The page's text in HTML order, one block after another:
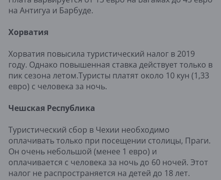
на Антигуа и Барбуде.
Хорватия
Хорватия повысила туристический налог в 2019
году. Однако повышенная ставка действует только в
пик сезона летом.Туристы платят около 10 кун (1,33
евро) с человека за ночь.
Чешская Республика
Туристический сбор в Чехии необходимо
оплачивать только при посещении столицы, Праги.
Он очень небольшой (менее 1 евро) и
оплачивается с человека за ночь до 60 ночей. Этот
налог не распространяется на детей до 18 лет.